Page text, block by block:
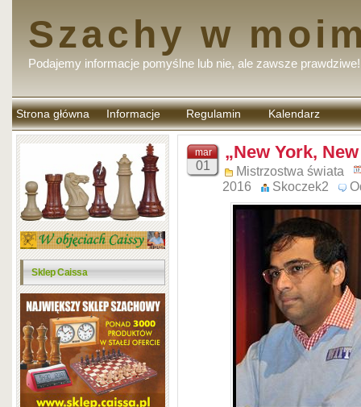
Szachy w
Podajemy informacje pomyślne lub nie, ale zawsze prawdziwe!
Strona główna Informacje Regulamin
komentarzy
Kalendarz
Sklep Caissa
mar
01
„New York,
Mistrzostwa świata
2016
Skoczek2